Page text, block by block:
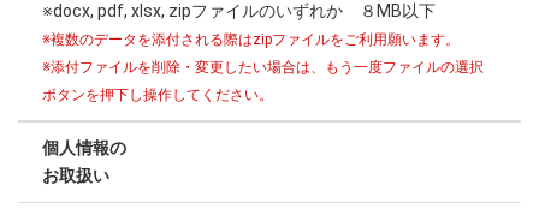
※docx, pdf, xlsx, zipファイルのいずれか ８MB以下
※複数のデータを添付される際はzipファイルをご利用願います。
※添付ファイルを削除・変更したい場合は、もう一度ファイルの選択
ボタンを押下し操作してください。
個人情報の
お取扱い